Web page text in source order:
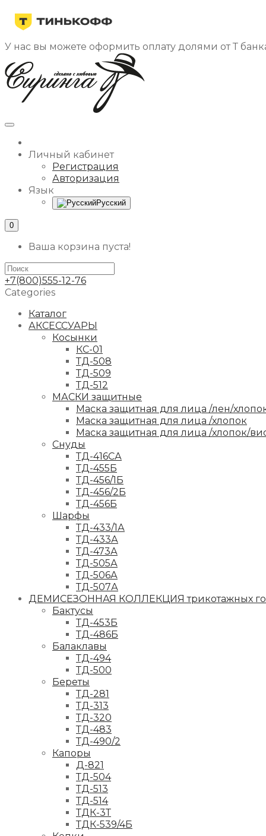
У нас вы можете оформить оплату долями от Т
Личный кабинет
Регистрация
Авторизация
Язык
Русский
0
Ваша корзина пуста!
+7(800)555-12-76
Categories
Каталог
АКСЕССУАРЫ
Косынки
КС-01
ТД-508
ТД-509
ТД-512
МАСКИ защитные
Маска защитная для лица /лен/
Маска защитная для лица /хлопок
Маска защитная для лица /хлопок/
Снуды
ТД-416СА
ТД-455Б
ТД-456/1Б
ТД-456/2Б
ТД-456Б
Шарфы
ТД-433/1А
ТД-433А
ТД-473А
ТД-505А
ТД-506А
ТД-507А
ДЕМИСЕЗОННАЯ КОЛЛЕКЦИЯ трикотажных
Бактусы
ТД-453Б
ТД-486Б
Балаклавы
ТД-494
ТД-500
Береты
ТД-281
ТД-313
ТД-320
ТД-483
ТД-490/2
Капоры
Д-821
ТД-504
ТД-513
ТД-514
ТДК-3Т
ТДК-539/4Б